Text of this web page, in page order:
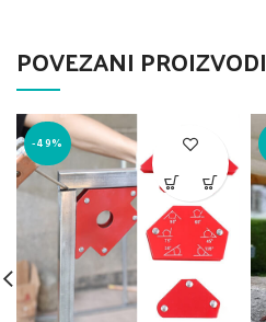
POVEZANI PROIZVODI
-49%